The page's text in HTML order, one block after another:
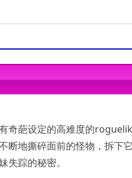
存储空间:需要 400
声卡:100%
存储空间:需要
声卡: 100%
奇葩设定的高难度的
断地撕碎面前的怪物，拆下
失踪的秘密。